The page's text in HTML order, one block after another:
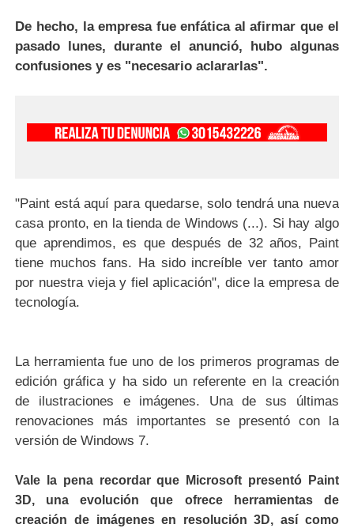
De hecho, la empresa fue enfática al afirmar que el
pasado lunes, durante el anunció, hubo algunas
confusiones y es "necesario aclararlas".
"Paint está aquí para quedarse, solo tendrá una nueva
casa pronto, en la tienda de Windows (...). Si hay algo
que aprendimos, es que después de 32 años, Paint
tiene muchos fans. Ha sido increíble ver tanto amor
por nuestra vieja y fiel aplicación", dice la empresa de
tecnología.
La herramienta fue uno de los primeros programas de
edición gráfica y ha sido un referente en la creación
de ilustraciones e imágenes. Una de sus últimas
renovaciones más importantes se presentó con la
versión de Windows 7.
Vale la pena recordar que Microsoft presentó Paint
3D, una evolución que ofrece herramientas de
creación de imágenes en resolución 3D, así como